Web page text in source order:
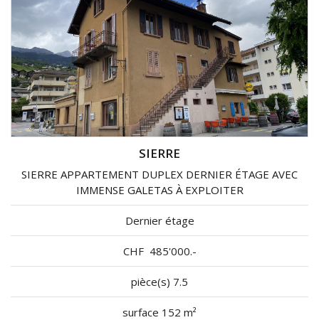
SIERRE
SIERRE APPARTEMENT DUPLEX DERNIER ÉTAGE AVEC
IMMENSE GALETAS À EXPLOITER
Dernier étage
CHF 485'000.-
pièce(s) 7.5
surface 152 m²